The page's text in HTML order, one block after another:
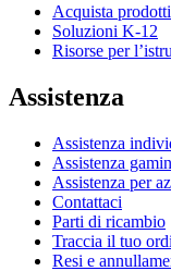
Acquista
Soluzioni K-12
Risorse per
Assistenza
Assistenza
Assistenza
Assistenza per
Contattaci
Parti di ricambio
Traccia il tuo
Resi e